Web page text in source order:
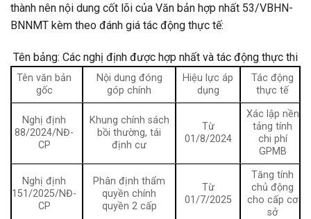
thành nên nội dung cốt lõi của Văn bản hợp nhất 53/VBHN-
BNNMT kèm theo đánh giá tác động thực tế:
Tên bảng: Các nghị định được hợp nhất và tác động thực thi
Tên văn bản
gốc
Nội dung đóng
góp chính
Hiệu lực áp
dụng
Tác động
thực tế
Nghị định
88/2024/NĐ-
CP
Khung chính sách
bồi thường, tái
định cư
Từ
01/8/2024
Xác lập nền
tảng tính
chi phí
GPMB
Nghị định
151/2025/NĐ-
CP
Phân định thẩm
quyền chính
quyền 2 cấp
Từ
01/7/2025
Tăng tính
chủ động
cho cấp cơ
sở